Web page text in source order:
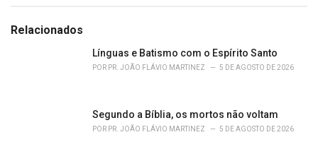
gRelacionados
Línguas e Batismo com o Espírito Santo
POR PR. JOÃO FLÁVIO MARTINEZ 5 DE AGOSTO DE 2026
Segundo a Bíblia, os mortos não voltam
POR PR. JOÃO FLÁVIO MARTINEZ 5 DE AGOSTO DE 2026